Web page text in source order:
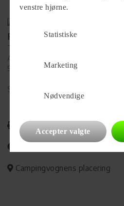
Forhandler
TARUP Campingcenter A/S
Agerhatten 31
5220 Odense SØ
Se alle
Udskriv
Campingvognens placering
venstre hjørne.
Statistiske
Marketing
Nødvendige
Accepter valgte